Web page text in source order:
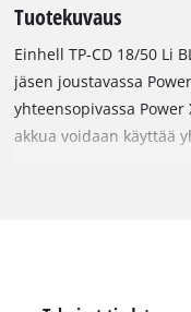
Tuotekuvaus
Einhell TP-CD 18/50 Li
jäsen joustavassa
yhteensopivassa Power
akkua voidaan käyttää
Change -akulla ja